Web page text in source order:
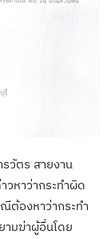
วัตร สายงาน
หาว่ากระทำผิด
ต้องหาว่ากระทำ
ามฆ่าผู้อื่นโดย